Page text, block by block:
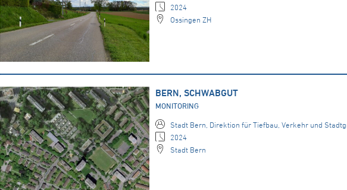
2024
Ossingen ZH
BERN, SCHWABGUT
MONITORING
Stadt Bern, Direktion für Tiefbau, Verkehr und
2024
Stadt Bern